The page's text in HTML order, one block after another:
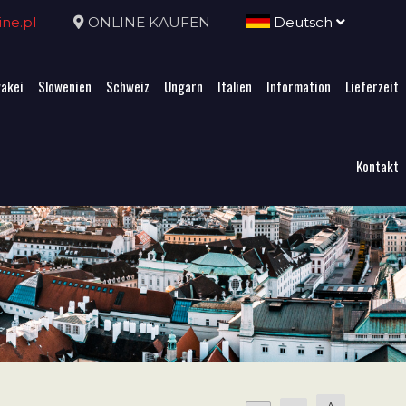
ONLINE KAUFEN Deutsch
Slowenien Schweiz Ungarn Italien Information Lieferzeit
Kontakt